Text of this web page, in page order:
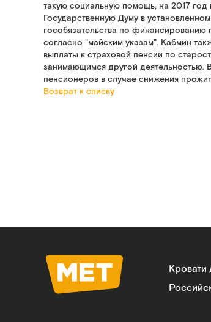
такую социальную помощь, на 2017 год
Государственную Думу в
гособязательства по
согласно "майским указам". Кабмин
выплаты к страховой пенсии по
занимающимся другой деятельностью.
пенсионеров в случае снижения
Возврат к списку
Кровати